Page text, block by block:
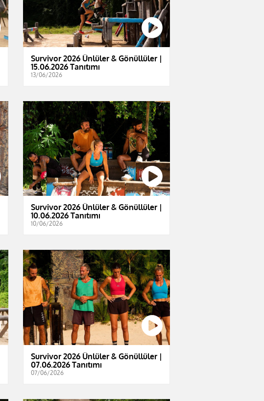
Survivor 2026 Ünlüler & Gönüllüler |
15.06.2026 Tanıtımı
13/06/2026
Survivor 2026 Ünlüler & Gönüllüler |
10.06.2026 Tanıtımı
10/06/2026
Survivor 2026 Ünlüler & Gönüllüler |
07.06.2026 Tanıtımı
07/06/2026